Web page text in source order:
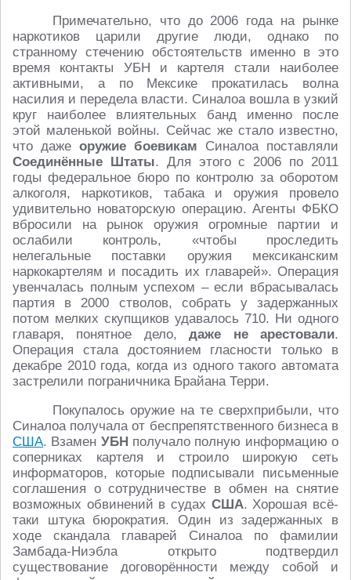
Примечательно, что до 2006 года на рынке
наркотиков царили другие люди, однако по
странному стечению обстоятельств именно в это
время контакты УБН и картеля стали наиболее
активными, а по Мексике прокатилась волна
насилия и передела власти. Синалоа вошла в узкий
круг наиболее влиятельных банд именно после
этой маленькой войны. Сейчас же стало известно,
что даже оружие боевикам Синалоа поставляли
Соединённые Штаты. Для этого с 2006 по 2011
годы федеральное бюро по контролю за оборотом
алкоголя, наркотиков, табака и оружия провело
удивительно новаторскую операцию. Агенты ФБКО
вбросили на рынок оружия огромные партии и
ослабили контроль, «чтобы проследить
нелегальные поставки оружия мексиканским
наркокартелям и посадить их главарей». Операция
увенчалась полным успехом – если вбрасывалась
партия в 2000 стволов, собрать у задержанных
потом мелких скупщиков удавалось 710. Ни одного
главаря, понятное дело,даже не арестовали.
Операция стала достоянием гласности только в
декабре 2010 года, когда из одного такого автомата
застрелили пограничника Брайана Терри.
Покупалось оружие на те сверхприбыли, что
Синалоа получала от беспрепятственного бизнеса в
США. Взамен УБН получало полную информацию о
соперниках картеля и строило широкую сеть
информаторов, которые подписывали письменные
соглашения о сотрудничестве в обмен на снятие
возможных обвинений в судах США. Хорошая всё-
таки штука бюрократия. Один из задержанных в
ходе скандала главарей Синалоа по фамилии
Замбада-Ниэбла открыто подтвердил
существование договорённости между собой и